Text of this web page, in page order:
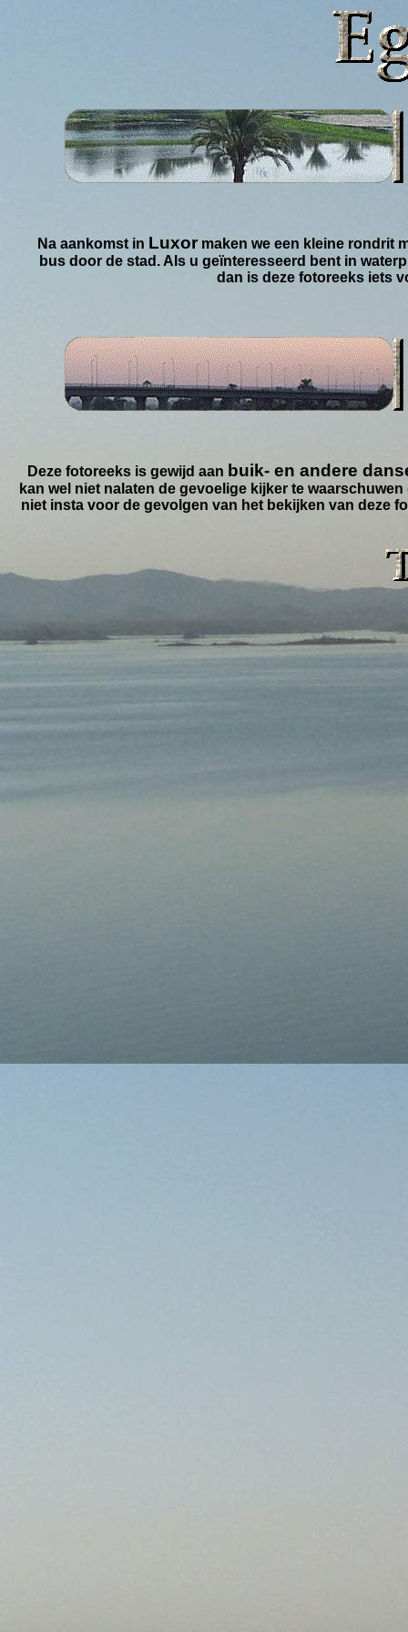
Na aankomst in Luxor maken we een kleine rondrit
bus door de stad. Als u geïnteresseerd bent in
dan is deze fotoreeks iets
Deze fotoreeks is gewijd aan buik- en andere
kan wel niet nalaten de gevoelige kijker te waarschuwen
niet insta voor de gevolgen van het bekijken van deze